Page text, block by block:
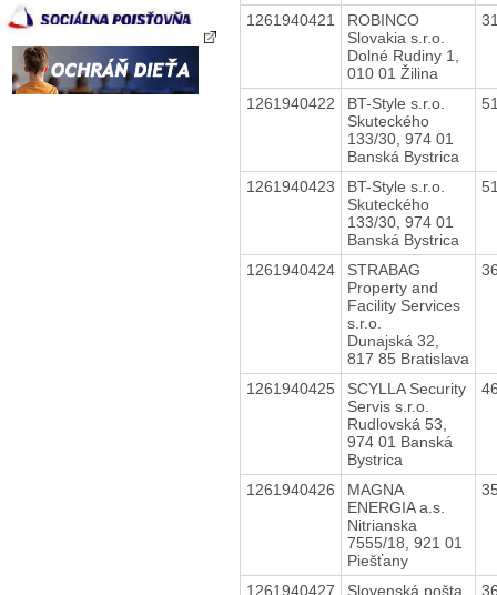
1261940421
ROBINCO
Slovakia s.r.o.
Dolné Rudiny 1,
010 01 Žilina
1261940422
BT-Style s.r.o.
Skuteckého
133/30, 974 01
Banská Bystrica
1261940423
BT-Style s.r.o.
Skuteckého
133/30, 974 01
Banská Bystrica
1261940424
STRABAG
Property and
Facility Services
s.r.o.
Dunajská 32,
817 85 Bratislava
1261940425
SCYLLA Security
Servis s.r.o.
Rudlovská 53,
974 01 Banská
Bystrica
1261940426
MAGNA
ENERGIA a.s.
Nitrianska
7555/18, 921 01
Piešťany
1261940427 Slovenská pošta,